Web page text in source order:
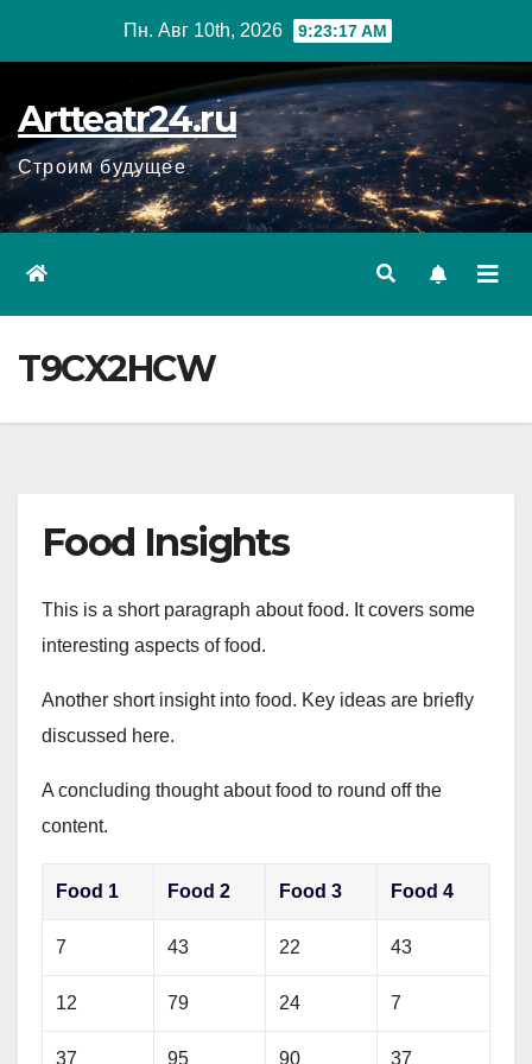
Пн. Авг 10th, 2026 9:23:18 AM
Artteatr24.ru
Строим будущее
T9CX2HCW
Food Insights
This is a short paragraph about food. It covers some
interesting aspects of food.
Another short insight into food. Key ideas are briefly
discussed here.
A concluding thought about food to round off the
content.
Food 1 Food 2 Food 3 Food 4
7 43 22 43
12 79 24 7
37 95 90 37